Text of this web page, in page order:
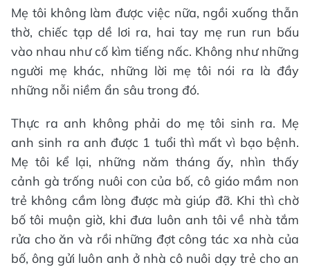
Mẹ tôi không làm được việc nữa, ngồi xuống thẫn
thờ, chiếc tạp dề lơi ra, hai tay mẹ run run bấu
vào nhau như cố kìm tiếng nấc. Không như những
người mẹ khác, những lời mẹ tôi nói ra là đầy
những nỗi niềm ẩn sâu trong đó.
Thực ra anh không phải do mẹ tôi sinh ra. Mẹ
anh sinh ra anh được 1 tuổi thì mất vì bạo bệnh.
Mẹ tôi kể lại, những năm tháng ấy, nhìn thấy
cảnh gà trống nuôi con của bố, cô giáo mầm non
trẻ không cầm lòng được mà giúp đỡ. Khi thì chờ
bố tôi muộn giờ, khi đưa luôn anh tôi về nhà tắm
rửa cho ăn và rồi những đợt công tác xa nhà của
bố, ông gửi luôn anh ở nhà cô nuôi dạy trẻ cho an